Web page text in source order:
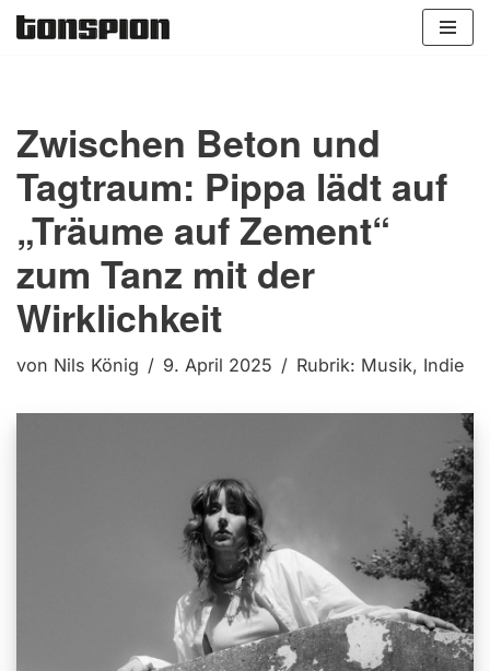
Zwischen Beton und
Tagtraum: Pippa lädt auf
„Träume auf Zement“
zum Tanz mit der
Wirklichkeit
von Nils König 9. April 2025 Rubrik: Musik, Indie